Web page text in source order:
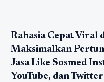
Bisnis
Rahasia Cepat Viral
Maksimalkan
Jasa Like Sosmed
YouTube, dan Twitter